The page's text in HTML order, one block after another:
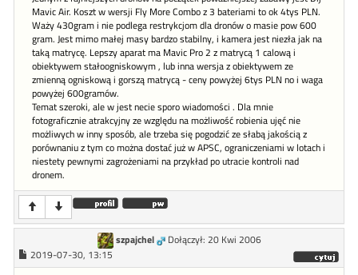
Mavic Air. Koszt w wersji Fly More Combo z 3 bateriami to ok 4tys PLN.
Waży 430gram i nie podlega restrykcjom dla dronów o masie pow 600
gram. Jest mimo małej masy bardzo stabilny, i kamera jest niezła jak na
taką matrycę. Lepszy aparat ma Mavic Pro 2 z matrycą 1 calową i
obiektywem stałoogniskowym , lub inna wersja z obiektywem ze
zmienną ogniskową i gorszą matrycą - ceny powyżej 6tys PLN no i waga
powyżej 600gramów.
Temat szeroki, ale w jest necie sporo wiadomości . Dla mnie
fotograficznie atrakcyjny ze względu na możliwość robienia ujęć nie
możliwych w inny sposób, ale trzeba się pogodzić ze słabą jakością z
porównaniu z tym co można dostać już w APSC, ograniczeniami w lotach i
niestety pewnymi zagrożeniami na przykład po utracie kontroli nad
dronem.
szpajchel
Dołączył: 20 Kwi 2006
2019-07-30, 13:15